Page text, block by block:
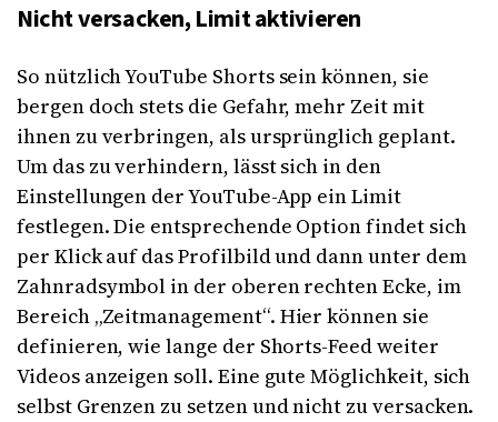
Nicht versacken, Limit aktivieren
So nützlich YouTube Shorts sein können, sie
bergen doch stets die Gefahr, mehr Zeit mit
ihnen zu verbringen, als ursprünglich geplant.
Um das zu verhindern, lässt sich in den
Einstellungen der YouTube-App ein Limit
festlegen. Die entsprechende Option findet sich
per Klick auf das Profilbild und dann unter dem
Zahnradsymbol in der oberen rechten Ecke, im
Bereich „Zeitmanagement“. Hier können sie
definieren, wie lange der Shorts-Feed weiter
Videos anzeigen soll. Eine gute Möglichkeit, sich
selbst Grenzen zu setzen und nicht zu versacken.